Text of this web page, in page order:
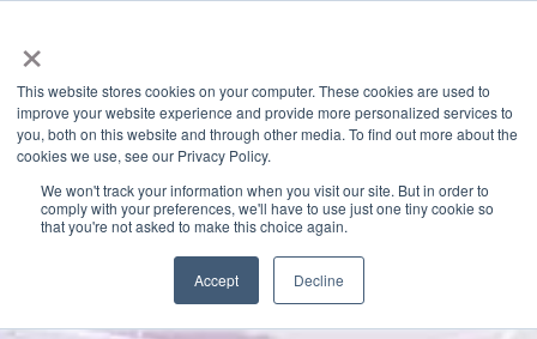
×
This website stores cookies on your computer. These cookies are used to
improve your website experience and provide more personalized services to
you, both on this website and through other media. To find out more about the
cookies we use, see our Privacy Policy.
We won't track your information when you visit our site. But in order to
comply with your preferences, we'll have to use just one tiny cookie so
that you're not asked to make this choice again.
Accept Decline
Latest News